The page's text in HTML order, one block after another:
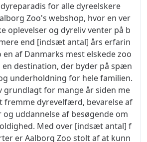
for alle dyreelskere
Zoo's webshop, hvor en ver
oplevelser og dyreliv venter på b
end [indsæt antal] års erfarin
en af Danmarks mest elskede zoo
en destination, der byder på spæn
underholdning for hele familien.
grundlagt for mange år siden me
fremme dyrevelfærd, bevarelse af
uddannelse af besøgende om
Med over [indsæt antal] f
er Aalborg Zoo stolt af at kunn